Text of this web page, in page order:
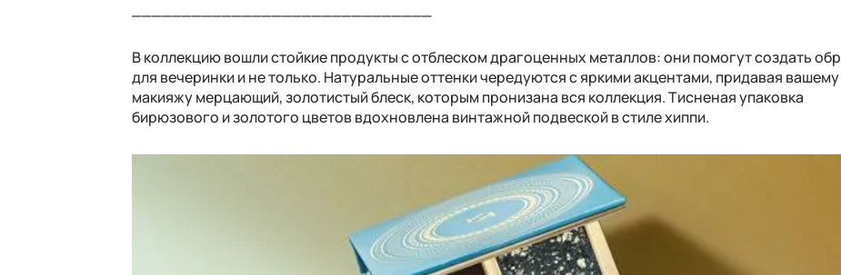
В коллекцию вошли стойкие продукты с отблеском драгоценных металлов: они помогут создать
для вечеринки и не только. Натуральные оттенки чередуются с яркими акцентами, придавая вашему
макияжу мерцающий, золотистый блеск, которым пронизана вся коллекция. Тисненая упаковка
бирюзового и золотого цветов вдохновлена винтажной подвеской в стиле хиппи.